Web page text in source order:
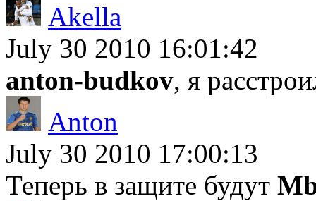
Akella
July 30 2010 16:01:42
anton-budkov, я
Anton
July 30 2010 17:00:13
Теперь в защите будут